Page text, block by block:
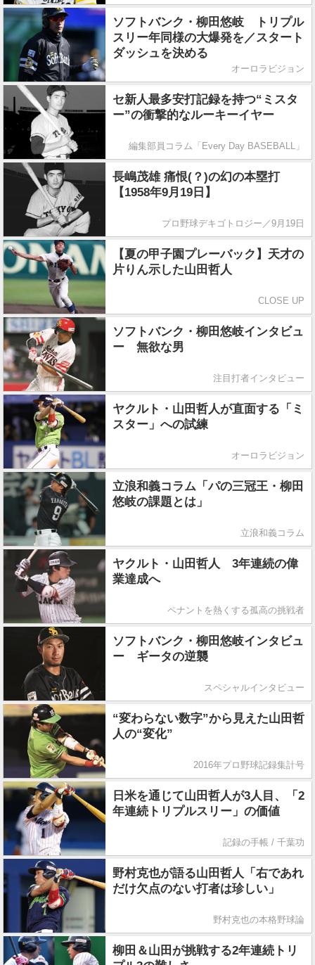
ソフトバンク・柳田悠岐 トリプル
スリー年同様の大爆発を／スタート
ダッシュを決める
オーロラビジョン
セ新人最多安打記録を持つ“ミスタ
ー”の衝撃的なルーキーイヤー
編集部員コラム「Every Day BASEBALL」
長嶋茂雄 痛恨(？)の幻の本塁打
【1958年9月19日】
プロ野球デキゴトロジー／9月19日
【夏の甲子園プレーバック】天才の
片りん示した山田哲人
CLOSE UP
ソフトバンク・柳田悠岐インタビュ
ー 無欲な男
注目打者インタビュー
ヤクルト・山田哲人が直面する「ミ
スター」への試練
オーロラビジョン
立浪和義コラム「パの三冠王・柳田
悠岐の課題とは」
立浪和義コラム
ヤクルト・山田哲人 3年連続の偉
業達成へ
ペナントを熱くする孤高の挑戦者
ソフトバンク・柳田悠岐インタビュ
ー ギータの逆襲
スペシャルインタビュー
“変わらない数字”から見えた山田哲
人の“変化”
2016年プロ野球記録集計号
日米を通じて山田哲人が3人目、「2
年連続トリプルスリー」の価値
記録の手帳 / 千葉功
野村克也が語る山田哲人「右であれ
だけ欠点のない打者は珍しい」
野村克也の本格野球論
柳田＆山田が挑戦する2年連続トリ